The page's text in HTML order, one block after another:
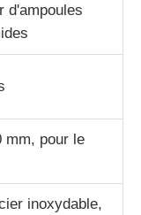
d'ampoules
mm, pour le
inoxydable,